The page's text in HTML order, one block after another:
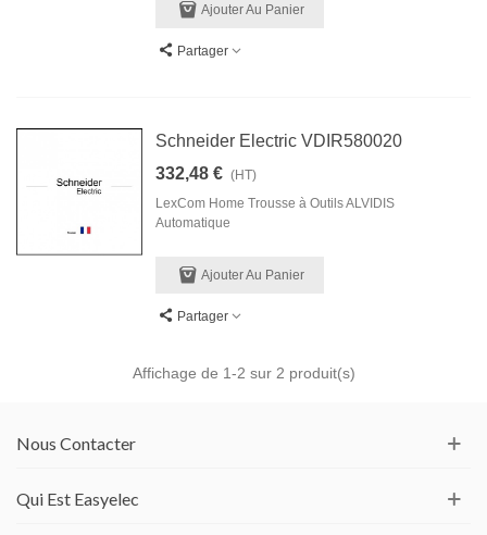
Ajouter Au Panier
Partager
Schneider Electric VDIR580020
332,48 € (HT)
LexCom Home Trousse à Outils ALVIDIS
Automatique
Ajouter Au Panier
Partager
Affichage de 1-2 sur 2 produit(s)
Nous Contacter
Qui Est Easyelec